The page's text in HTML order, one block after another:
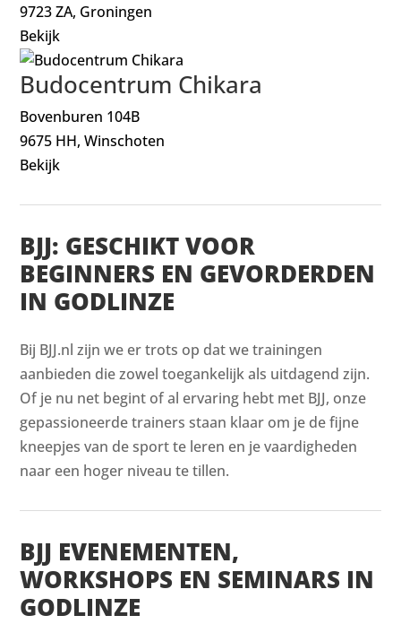
9723 ZA, Groningen
Bekijk
Budocentrum Chikara
Bovenburen 104B
9675 HH, Winschoten
Bekijk
BJJ: GESCHIKT VOOR
BEGINNERS EN GEVORDERDEN
IN GODLINZE
Bij BJJ.nl zijn we er trots op dat we trainingen
aanbieden die zowel toegankelijk als uitdagend zijn.
Of je nu net begint of al ervaring hebt met BJJ, onze
gepassioneerde trainers staan klaar om je de fijne
kneepjes van de sport te leren en je vaardigheden
naar een hoger niveau te tillen.
BJJ EVENEMENTEN,
WORKSHOPS EN SEMINARS IN
GODLINZE